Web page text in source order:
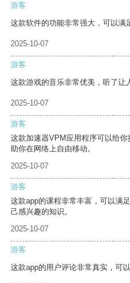
游客
这款软件的功能非常强大，可以满
2025-10-07
游客
这款游戏的音乐非常优美，听了让
2025-10-07
游客
这款加速器VPM应用程序可以给
助你在网络上自由移动。
2025-10-07
游客
这款app的课程非常丰富，可以满
己感兴趣的知识。
2025-10-07
游客
这款app的用户评论非常真实，可